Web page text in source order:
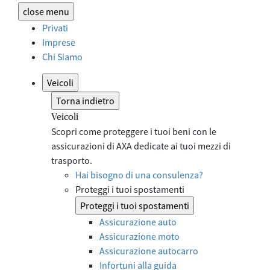
close menu
Privati
Imprese
Chi Siamo
Veicoli
Torna indietro
Veicoli
Scopri come proteggere i tuoi beni con le
assicurazioni di AXA dedicate ai tuoi mezzi di
trasporto.
Hai bisogno di una consulenza?
Proteggi i tuoi spostamenti
Proteggi i tuoi spostamenti
Assicurazione auto
Assicurazione moto
Assicurazione autocarro
Infortuni alla guida